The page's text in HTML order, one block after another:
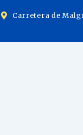
Carretera de